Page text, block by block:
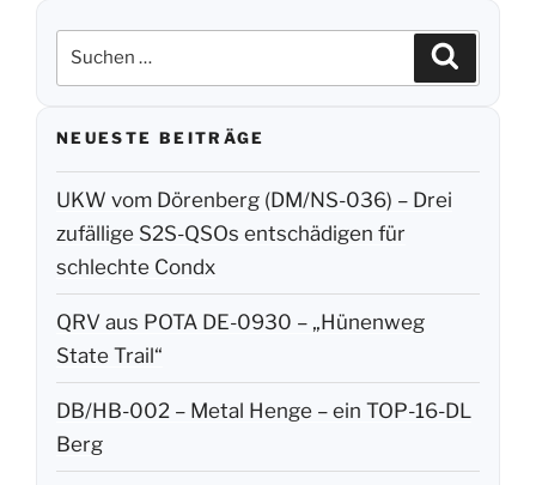
Suchen
nach:
NEUESTE BEITRÄGE
UKW vom Dörenberg (DM/NS-036) – Drei
zufällige S2S-QSOs entschädigen für
schlechte Condx
QRV aus POTA DE-0930 – „Hünenweg
State Trail“
DB/HB-002 – Metal Henge – ein TOP-16-DL
Berg